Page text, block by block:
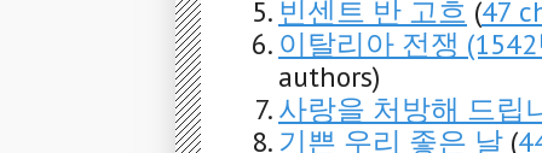
빈센트 반 고흐 (47
이탈리아 전쟁
authors)
사랑을 처방해 드립
기쁜 우리 좋은 날 (